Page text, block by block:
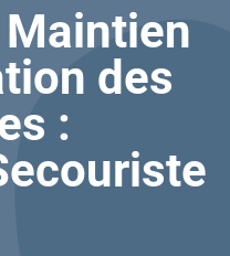
Maintien
des
: